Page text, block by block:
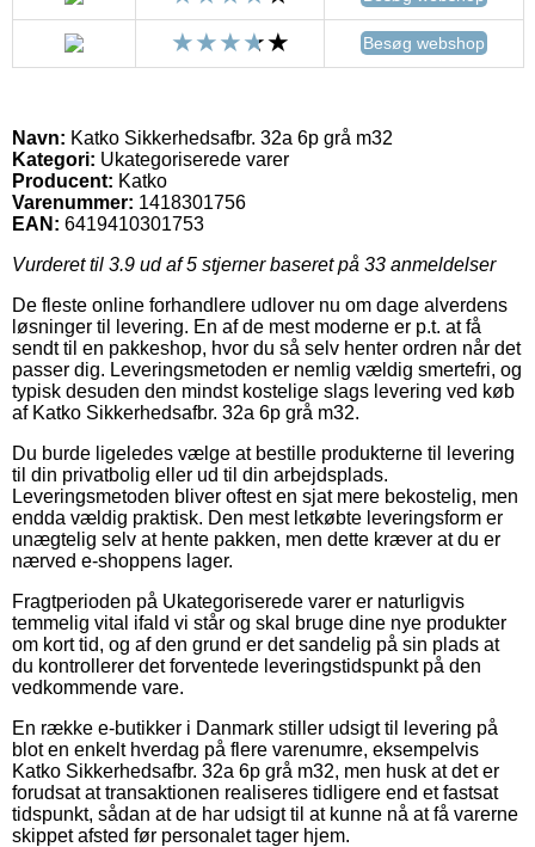
Besøg webshop
Navn: Katko Sikkerhedsafbr. 32a 6p grå m32
Kategori: Ukategoriserede varer
Producent: Katko
Varenummer: 1418301756
EAN: 6419410301753
Vurderet til 3.9 ud af 5 stjerner baseret på 33 anmeldelser
De fleste online forhandlere udlover nu om dage alverdens
løsninger til levering. En af de mest moderne er p.t. at få
sendt til en pakkeshop, hvor du så selv henter ordren når det
passer dig. Leveringsmetoden er nemlig vældig smertefri, og
typisk desuden den mindst kostelige slags levering ved køb
af Katko Sikkerhedsafbr. 32a 6p grå m32.
Du burde ligeledes vælge at bestille produkterne til levering
til din privatbolig eller ud til din arbejdsplads.
Leveringsmetoden bliver oftest en sjat mere bekostelig, men
endda vældig praktisk. Den mest letkøbte leveringsform er
unægtelig selv at hente pakken, men dette kræver at du er
nærved e-shoppens lager.
Fragtperioden på Ukategoriserede varer er naturligvis
temmelig vital ifald vi står og skal bruge dine nye produkter
om kort tid, og af den grund er det sandelig på sin plads at
du kontrollerer det forventede leveringstidspunkt på den
vedkommende vare.
En række e-butikker i Danmark stiller udsigt til levering på
blot en enkelt hverdag på flere varenumre, eksempelvis
Katko Sikkerhedsafbr. 32a 6p grå m32, men husk at det er
forudsat at transaktionen realiseres tidligere end et fastsat
tidspunkt, sådan at de har udsigt til at kunne nå at få varerne
skippet afsted før personalet tager hjem.